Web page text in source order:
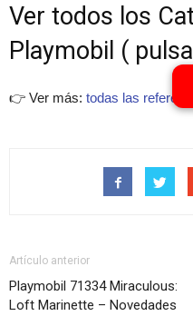
Ver todos los
Playmobil (
👉 Ver más: todas las
Artículo anterior
Playmobil 71334 Miraculous:
Loft Marinette – Novedades